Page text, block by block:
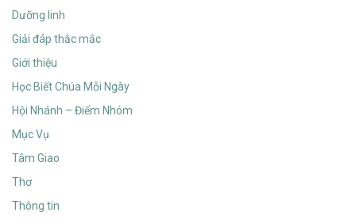
Dưỡng linh
Giải đáp thắc mắc
Giới thiệu
Học Biết Chúa Mỗi Ngày
Hội Nhánh – Điểm Nhóm
Mục Vụ
Tâm Giao
Thơ
Thông tin